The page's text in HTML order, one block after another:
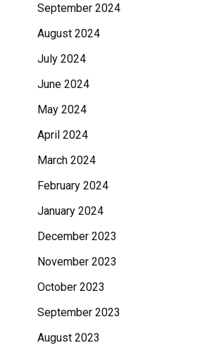
September 2024
August 2024
July 2024
June 2024
May 2024
April 2024
March 2024
February 2024
January 2024
December 2023
November 2023
October 2023
September 2023
August 2023